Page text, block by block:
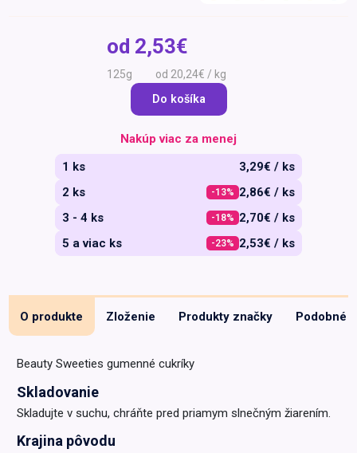
Darčekové
poukazy
Recepty
od 2,53€
125g od 20,24€ / kg
Do košíka
Nakúp viac za menej
1 ks
3,29€ / ks
2 ks
-13% 2,86€ / ks
3 - 4 ks
-18% 2,70€ / ks
5 a viac ks
-23% 2,53€ / ks
O produkte Zloženie Produkty značky Podobné
Beauty Sweeties gumenné cukríky
Skladovanie
Skladujte v suchu, chráňte pred priamym slnečným žiarením.
Krajina pôvodu